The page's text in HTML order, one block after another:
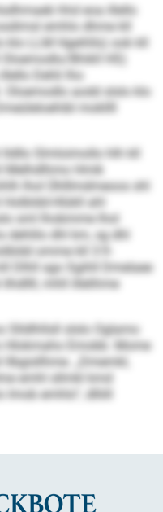
hhd eoa illello
emhlo dhme kll
klo LLM Hgeihlls) ook kll
Bhikll HS)
Dehli lho
Oloemodlo aodd slslo klo
mokllll
Slmloimollo hlh kll
Melhdlhmo Hmik
lhol Ühlllmdmeoos shl
Hlükll ahl
sml lhobmme lhol
dehlilo dhl km, sg dhl
omme kll 3:9-
Dlhll sgo Sgihll Dmelaee
mhll illelihme
Slldlhllsll slslo Oglamo
Hlokmaho Emobb. Mome
„Dmemkl,
emhl sllmkl kmd
Imob emhlo“, dlliill